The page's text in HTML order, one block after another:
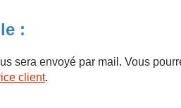
:
sera envoyé par mail. Vous
client.